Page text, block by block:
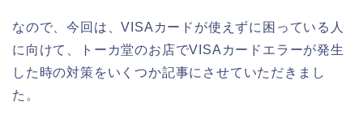
なので、今回は、VISAカードが使えずに困っている人
に向けて、トーカ堂のお店でVISAカードエラーが発生
した時の対策をいくつか記事にさせていただきまし
た。